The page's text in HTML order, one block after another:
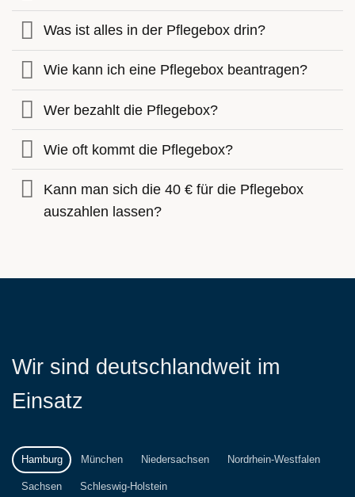
Was ist alles in der Pflegebox drin?
Wie kann ich eine Pflegebox beantragen?
Wer bezahlt die Pflegebox?
Wie oft kommt die Pflegebox?
Kann man sich die 40 € für die Pflegebox
auszahlen lassen?
Wir sind deutschlandweit im
Einsatz
Hamburg München Niedersachsen Nordrhein-Westfalen
Sachsen Schleswig-Holstein